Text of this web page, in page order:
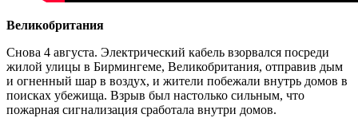
Великобритания
Снова 4 августа. Электрический кабель взорвался посреди
жилой улицы в Бирмингеме, Великобритания, отправив дым
и огненный шар в воздух, и жители побежали внутрь домов в
поисках убежища. Взрыв был настолько сильным, что
пожарная сигнализация сработала внутри домов.